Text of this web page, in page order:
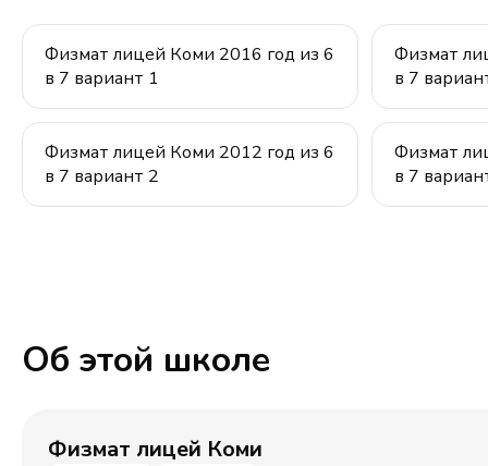
Физмат лицей Коми 2016 год из 6
в 7 вариант 1
Физмат
в 7
Физмат лицей Коми 2012 год из 6
в 7 вариант 2
Физмат
в 7
Об этой школе
Физмат лицей Коми